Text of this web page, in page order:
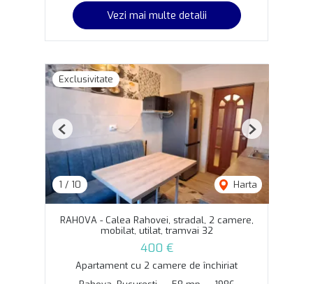
Vezi mai multe detalii
Exclusivitate
1 / 10 Harta
Previous Next
RAHOVA - Calea Rahovei, stradal, 2 camere,
mobilat, utilat, tramvai 32
400 €
Apartament cu 2 camere de închiriat